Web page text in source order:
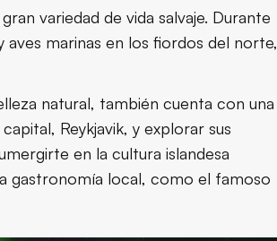
variedad de vida salvaje. Durante
marinas en los fiordos del norte,
natural, también cuenta con una
Reykjavik, y explorar sus
en la cultura islandesa
gastronomía local, como el famoso